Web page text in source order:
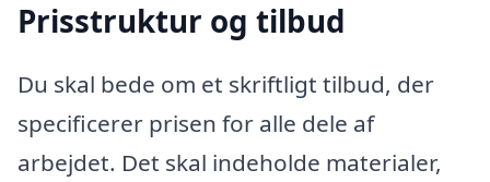
Prisstruktur og tilbud
Du skal bede om et skriftligt tilbud, der
specificerer prisen for alle dele af
arbejdet. Det skal indeholde materialer,